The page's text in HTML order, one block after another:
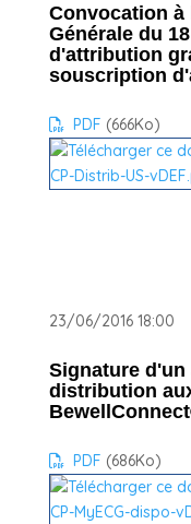
Convocation à
Générale du
d'attribution
souscription
PDF (666Ko)
23/06/2016 18:00
Signature
distribution
PDF (686Ko)